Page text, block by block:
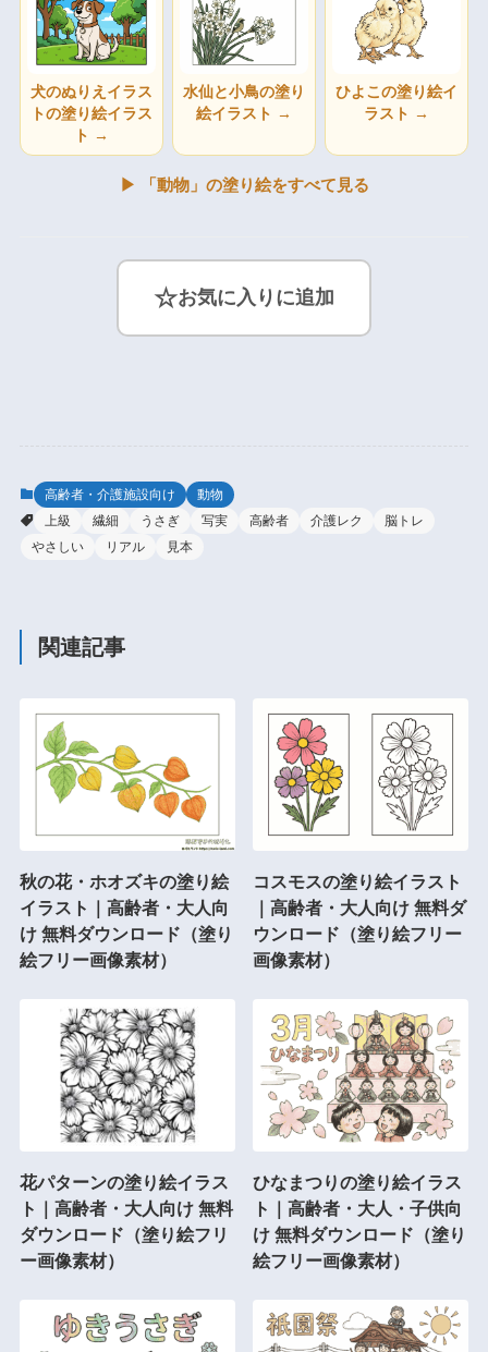
犬のぬりえイラス
トの塗り絵イラス
ト →
水仙と小鳥の塗り
絵イラスト →
ひよこの塗り絵イ
ラスト →
▶ 「動物」の塗り絵をすべて見る
☆お気に入りに追加
高齢者・介護施設向け
動物
上級
繊細 うさぎ 写実 高齢者 介護レク
脳トレ
やさしい
リアル 見本
関連記事
秋の花・ホオズキの塗り絵
イラスト｜高齢者・大人向
け 無料ダウンロード（塗り
絵フリー画像素材）
コスモスの塗り絵イラスト
｜高齢者・大人向け 無料ダ
ウンロード（塗り絵フリー
画像素材）
花パターンの塗り絵イラス
ト｜高齢者・大人向け 無料
ダウンロード（塗り絵フリ
ー画像素材）
ひなまつりの塗り絵イラス
ト｜高齢者・大人・子供向
け 無料ダウンロード（塗り
絵フリー画像素材）